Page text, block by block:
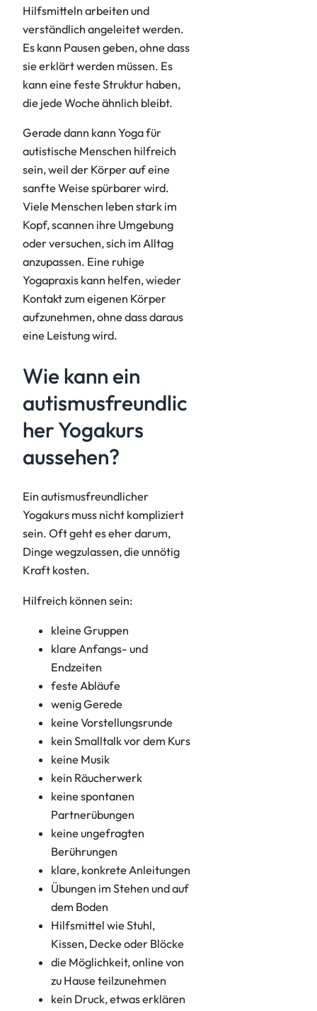
Hilfsmitteln arbeiten und
verständlich angeleitet werden.
Es kann Pausen geben, ohne dass
sie erklärt werden müssen. Es
kann eine feste Struktur haben,
die jede Woche ähnlich bleibt.
Gerade dann kann Yoga für
autistische Menschen hilfreich
sein, weil der Körper auf eine
sanfte Weise spürbarer wird.
Viele Menschen leben stark im
Kopf, scannen ihre Umgebung
oder versuchen, sich im Alltag
anzupassen. Eine ruhige
Yogapraxis kann helfen, wieder
Kontakt zum eigenen Körper
aufzunehmen, ohne dass daraus
eine Leistung wird.
Wie kann ein
autismusfreundlic
her Yogakurs
aussehen?
Ein autismusfreundlicher
Yogakurs muss nicht kompliziert
sein. Oft geht es eher darum,
Dinge wegzulassen, die unnötig
Kraft kosten.
Hilfreich können sein:
kleine Gruppen
klare Anfangs- und
Endzeiten
feste Abläufe
wenig Gerede
keine Vorstellungsrunde
kein Smalltalk vor dem Kurs
keine Musik
kein Räucherwerk
keine spontanen
Partnerübungen
keine ungefragten
Berührungen
klare, konkrete Anleitungen
Übungen im Stehen und auf
dem Boden
Hilfsmittel wie Stuhl,
Kissen, Decke oder Blöcke
die Möglichkeit, online von
zu Hause teilzunehmen
kein Druck, etwas erklären